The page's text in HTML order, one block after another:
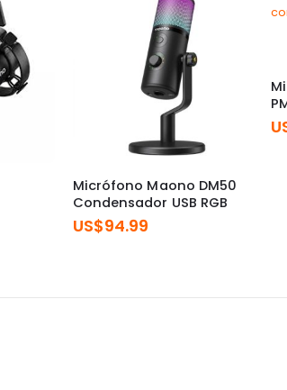
Micrófono Maono DM50
Condensador USB RGB
US$94.99